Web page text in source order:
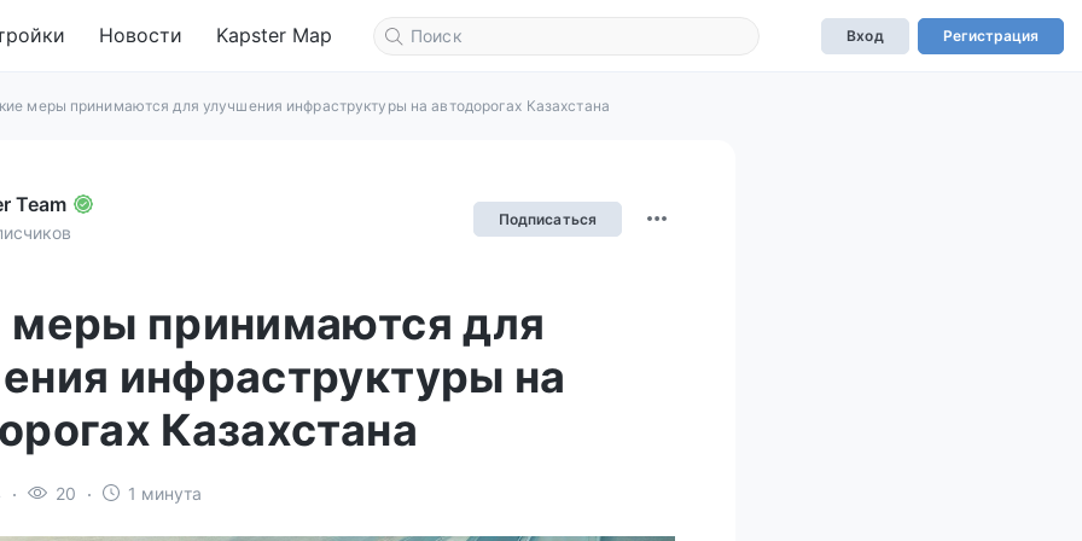
Новости Kapster Map Вход Регистрация
меры принимаются для улучшения инфраструктуры на автодорогах Казахстана
Team
Подписаться
меры принимаются для
инфраструктуры на
Казахстана
20 1 минута